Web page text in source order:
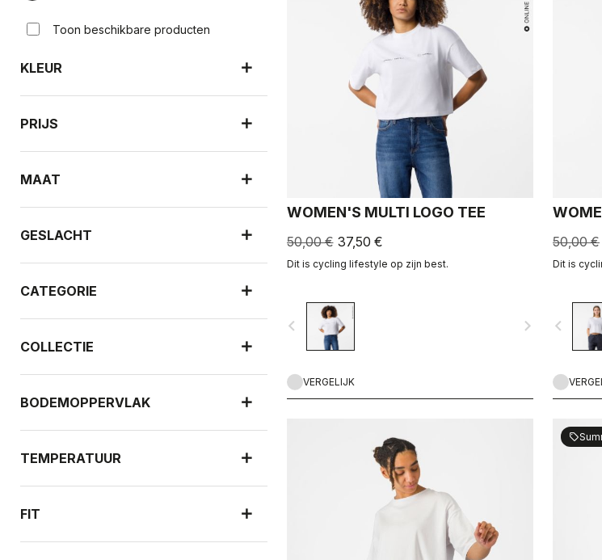
Toon beschikbare producten
KLEUR
PRIJS
MAAT
GESLACHT
CATEGORIE
COLLECTIE
BODEMOPPERVLAK
TEMPERATUUR
FIT
WOMEN'S MULTI LOGO TEE
50,00 € 37,50 €
Dit is cycling lifestyle op zijn best.
navigate_before navigate_next
VERGELIJK
50,00 €
Dit is
navigate_before
sell